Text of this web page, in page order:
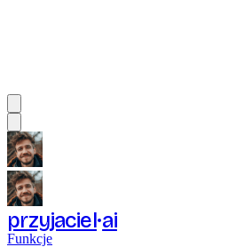
przyjaciel ai
Funkcje